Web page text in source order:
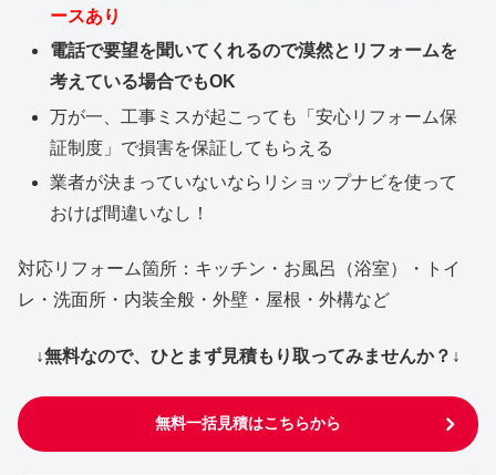
ースあり
電話で要望を聞いてくれるので漠然とリフォームを
考えている場合でもOK
万が一、工事ミスが起こっても「安心リフォーム保
証制度」で損害を保証してもらえる
業者が決まっていないならリショップナビを使って
おけば間違いなし！
対応リフォーム箇所：キッチン・お風呂（浴室）・トイ
レ・洗面所・内装全般・外壁・屋根・外構など
↓無料なので、ひとまず見積もり取ってみませんか？↓
無料一括見積はこちらから